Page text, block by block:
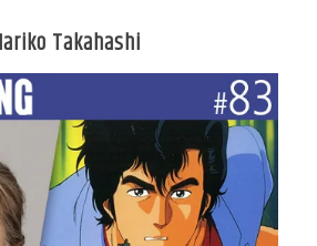
Takahashi